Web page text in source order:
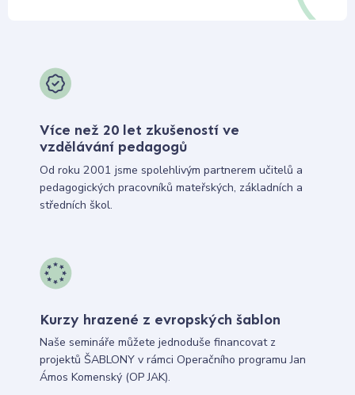
Více než 20 let zkušeností ve
vzdělávání pedagogů
Od roku 2001 jsme spolehlivým partnerem učitelů a
pedagogických pracovníků mateřských, základních a
středních škol.
Kurzy hrazené z evropských šablon
Naše semináře můžete jednoduše financovat z
projektů ŠABLONY v rámci Operačního programu Jan
Ámos Komenský (OP JAK).